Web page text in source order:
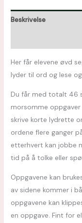
Beskrivelse
Her får elevene øvd
lyder til ord og lese
Du får med totalt 46
morsomme oppgaver
skrive korte lydrette
ordene flere ganger
etterhvert kan jobbe
tid på å tolke eller
Oppgavene kan
av sidene kommer i
oppgavene kan
en oppgave. Fint for